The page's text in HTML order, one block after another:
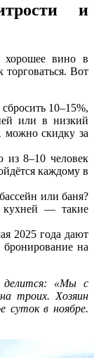
и
вино в
торговаться. Вот
10–15%,
или в низкий
можно скидку за
из 8–10 человек
каждому в
или баня?
кухней — такие
2025 года дают
на
делится: «Мы с
троих. Хозяин
суток в ноябре.